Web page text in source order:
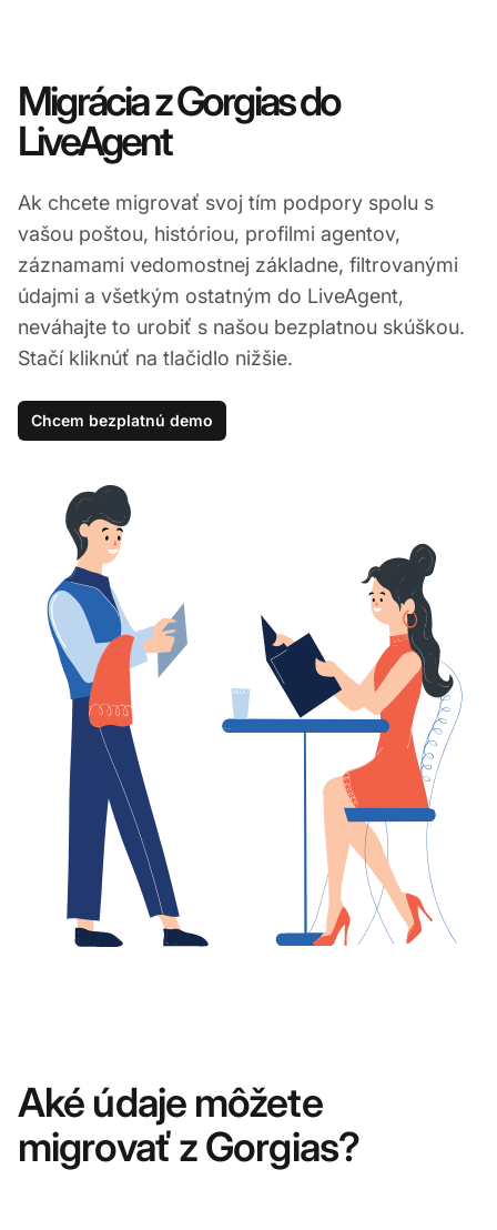
Migrácia z Gorgias do
LiveAgent
Ak chcete migrovať svoj tím podpory spolu s
vašou poštou, históriou, profilmi agentov,
záznamami vedomostnej základne, filtrovanými
údajmi a všetkým ostatným do LiveAgent,
neváhajte to urobiť s našou bezplatnou skúškou.
Stačí kliknúť na tlačidlo nižšie.
Chcem bezplatnú demo
Aké údaje môžete
migrovať z Gorgias?